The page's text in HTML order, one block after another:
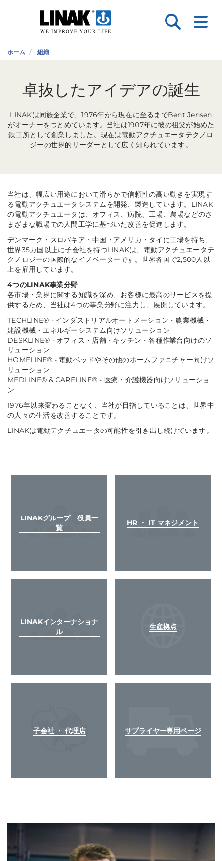
ホーム 組織
卓抜したアイデアの誕生
LINAKは同族企業で、1976年から現在に至るまでBent Jensen
がオーナーをつとめています。当社は1907年に彼の祖父が始めた
鉄工所として創業しました。現在は電動アクチュエータテクノロ
ジーの世界的リーダーとして広く知られています。
当社は、幅広い用途において滑らかで信頼性の高い動きを実現す
る電動アクチュエータシステムを開発、製造しています。LINAK
の電動アクチュエータは、オフィス、病院、工場、農場などのさ
まざまな職場での人間工学に基づいた改善を促進します。
デンマーク・スロバキア・中国・アメリカ・タイに工場を持ち、
世界35カ国以上に子会社を持つLINAKは、電動アクチュエータテ
クノロジーの国際的なイノベーターです。世界各国で2,500人以
上を雇用しています。
4つのLINAK事業分野
各市場・業界に関する知識を深め、お客様に最高のサービスを提
供するため、当社は4つの事業分野に注力し、展開しています。
TECHLINE® - インダストリアルオートメーション・農業機械・
建設機械・エネルギーシステム向けソリューション
DESKLINE® - オフィス・店舗・キッチン・各種作業台向けのソ
リューション
HOMELINE® - 電動ベッドやその他のホームファニチャー向けソ
リューション
MEDLINE® & CARELINE® - 医療・介護機器向けソリューショ
ン
1976年以来変わることなく、当社が目指していることは、世界中
の人々の生活を改善することです。
LINAKは電動アクチュエータの可能性を引き出し続けています。
LINAKグループ 役員一
覧
HR ・ IT マネジメント
LINAKインターナショナ
ル
生産拠点
子会社 ・ 代理店 サプライヤー専用ページ